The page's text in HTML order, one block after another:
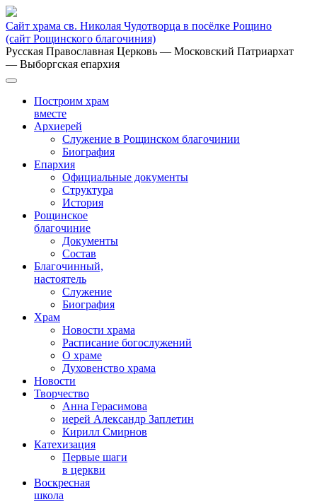
Сайт храма св. Николая Чудотворца в посёлке Рощино
(сайт Рощинского благочиния)
Русская Православная Церковь — Московский Патриархат
— Выборгская епархия
Построим храм
вместе
Архиерей
Служение в Рощинском благочинии
Биография
Епархия
Официальные документы
Структура
История
Рощинское
благочиние
Документы
Состав
Благочинный,
настоятель
Служение
Биография
Храм
Новости храма
Расписание богослужений
О храме
Духовенство храма
Новости
Творчество
Анна Герасимова
иерей Александр Заплетин
Кирилл Смирнов
Катехизация
Первые шаги
в церкви
Воскресная
школа